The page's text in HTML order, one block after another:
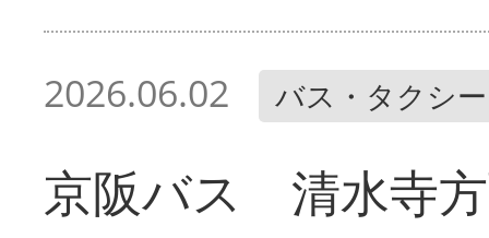
2026.06.02 バス・タクシー
京阪バス 清水寺